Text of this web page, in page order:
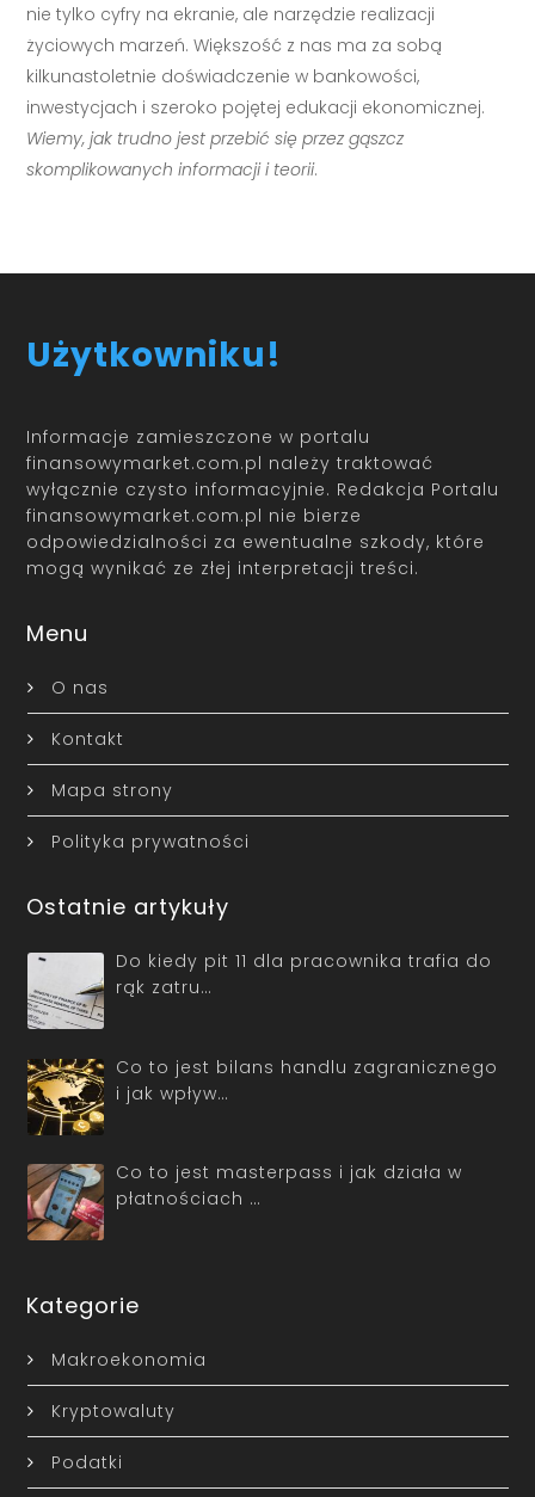
nie tylko cyfry na ekranie, ale narzędzie realizacji
życiowych marzeń. Większość z nas ma za sobą
kilkunastoletnie doświadczenie w bankowości,
inwestycjach i szeroko pojętej edukacji ekonomicznej.
Wiemy, jak trudno jest przebić się przez gąszcz
skomplikowanych informacji i teorii.
Użytkowniku!
Informacje zamieszczone w portalu
finansowymarket.com.pl należy traktować
wyłącznie czysto informacyjnie. Redakcja Portalu
finansowymarket.com.pl nie bierze
odpowiedzialności za ewentualne szkody, które
mogą wynikać ze złej interpretacji treści.
Menu
O nas
Kontakt
Mapa strony
Polityka prywatności
Ostatnie artykuły
Do kiedy pit 11 dla pracownika trafia do
rąk zatru…
Co to jest bilans handlu zagranicznego
i jak wpływ…
Co to jest masterpass i jak działa w
płatnościach …
Kategorie
Makroekonomia
Kryptowaluty
Podatki